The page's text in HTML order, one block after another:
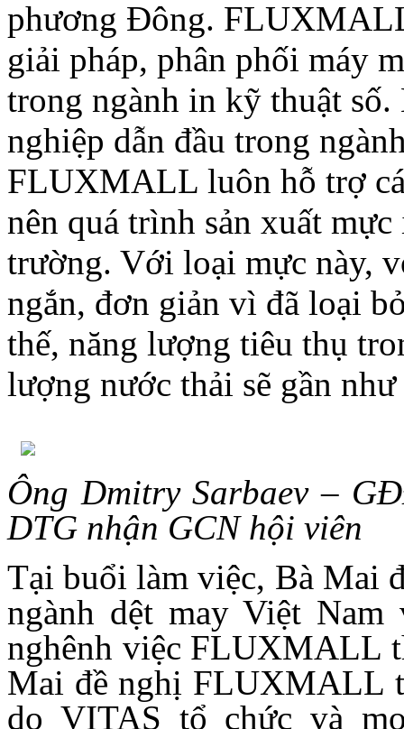
phương Đông.
giải pháp, phân phối máy
trong ngành in kỹ thuật
nghiệp dẫn đầu trong
FLUXMALL luôn hỗ trợ
nên quá trình sản xuất
trường. Với loại mực này,
ngắn, đơn giản vì đã loại
thế, năng lượng tiêu thụ
lượng nước thải sẽ gần
Ông Dmitry Sarbaev –
DTG nhận GCN hội viên
Tại buổi làm việc, Bà Mai
ngành dệt may Việt
nghênh việc FLUXMALL
Mai đề nghị FLUXMALL
do VITAS tổ chức và